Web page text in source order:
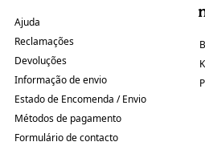
Ajuda
Reclamações
Devoluções
Informação de envio
Estado de Encomenda / Envio
Métodos de pagamento
Formulário de contacto